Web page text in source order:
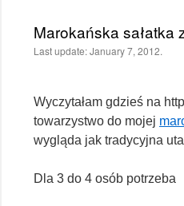
content
Marokańska sałatka
Last update:January 7, 2012.
Wyczytałam gdzieś na
towarzystwo do mojej
wygląda jak tradycyjna
Dla 3 do 4 osób potrzeba